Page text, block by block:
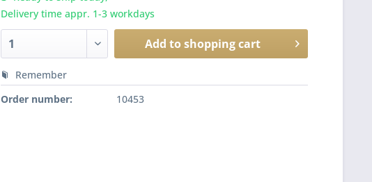
Delivery time appr. 1-3 workdays
Add toshopping cart
Remember
Order number:
10453